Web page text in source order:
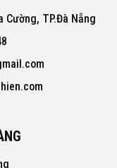
Cường, TP.Đà Nẵng